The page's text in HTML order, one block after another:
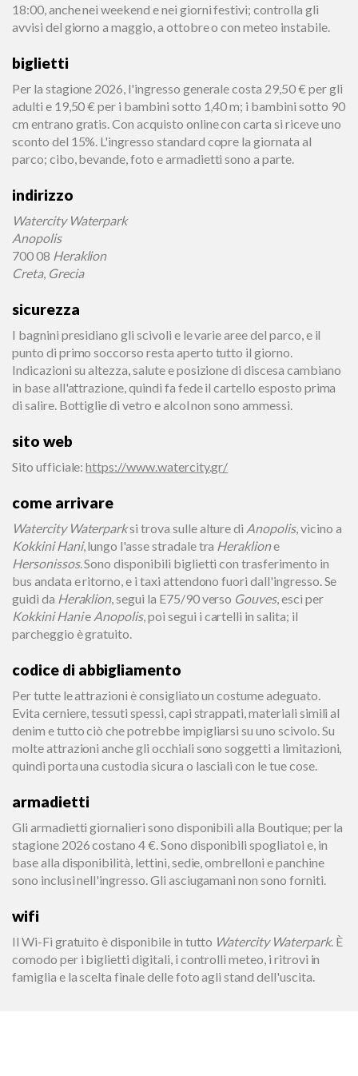
18:00, anche nei weekend e nei giorni festivi; controlla gli
avvisi del giorno a maggio, a ottobre o con meteo instabile.
biglietti
Per la stagione 2026, l'ingresso generale costa 29,50 € per gli
adulti e 19,50 € per i bambini sotto 1,40 m; i bambini sotto 90
cm entrano gratis. Con acquisto online con carta si riceve uno
sconto del 15%. L'ingresso standard copre la giornata al
parco; cibo, bevande, foto e armadietti sono a parte.
indirizzo
Watercity Waterpark
Anopolis
700 08 Heraklion
Creta, Grecia
sicurezza
I bagnini presidiano gli scivoli e le varie aree del parco, e il
punto di primo soccorso resta aperto tutto il giorno.
Indicazioni su altezza, salute e posizione di discesa cambiano
in base all'attrazione, quindi fa fede il cartello esposto prima
di salire. Bottiglie di vetro e alcol non sono ammessi.
sito web
Sito ufficiale:https://www.watercity.gr/
come arrivare
Watercity Waterparksi trova sulle alture di Anopolis, vicino a
Kokkini Hani, lungo l'asse stradale tra Heraklione
Hersonissos. Sono disponibili biglietti con trasferimento in
bus andata e ritorno, e i taxi attendono fuori dall'ingresso. Se
guidi da Heraklion, segui la E75/90 verso Gouves, esci per
Kokkini Hanie Anopolis, poi segui i cartelli in salita; il
parcheggio è gratuito.
codice di abbigliamento
Per tutte le attrazioni è consigliato un costume adeguato.
Evita cerniere, tessuti spessi, capi strappati, materiali simili al
denim e tutto ciò che potrebbe impigliarsi su uno scivolo. Su
molte attrazioni anche gli occhiali sono soggetti a limitazioni,
quindi porta una custodia sicura o lasciali con le tue cose.
armadietti
Gli armadietti giornalieri sono disponibili alla Boutique; per la
stagione 2026 costano 4 €. Sono disponibili spogliatoi e, in
base alla disponibilità, lettini, sedie, ombrelloni e panchine
sono inclusi nell'ingresso. Gli asciugamani non sono forniti.
wifi
Il Wi-Fi gratuito è disponibile in tutto Watercity Waterpark. È
comodo per i biglietti digitali, i controlli meteo, i ritrovi in
famiglia e la scelta finale delle foto agli stand dell'uscita.